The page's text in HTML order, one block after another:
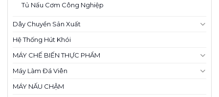
Tủ Nấu Cơm Công Nghiệp
Dây Chuyền Sản Xuất
Hệ Thống Hút Khói
MÁY CHẾ BIẾN THỰC PHẨM
Máy Làm Đá Viên
MÁY NẤU CHẬM